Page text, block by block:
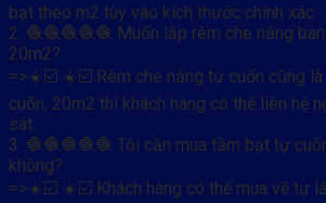
bạt theo m2 tùy vào kích thước chính xác.
2. 🧶🧶🧶🧶🧶 Muốn lắp rèm che nắng
20m2?
=>☀️☑️ ☀️☑️ Rèm che nắng tự cuốn cũng là
cuốn, 20m2 thì khách hàng có thể liên hệ
sát
3. 🧶🧶🧶🧶🧶 Tôi cần mua tầm bạt tự
không?
=>☀️☑️ ☀️☑️ Khách hàng có thể mua về tự